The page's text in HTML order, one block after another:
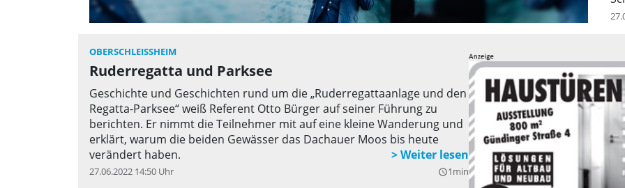
OBERSCHLEISSHEIM
Ruderregatta und Parksee
Geschichte und Geschichten rund um die „Ruderregattaanlage und den
Regatta-Parksee“ weiß Referent Otto Bürger auf seiner Führung zu
berichten. Er nimmt die Teilnehmer mit auf eine kleine Wanderung und
erklärt, warum die beiden Gewässer das Dachauer Moos bis heute
verändert haben.
27.06.2022 14:50 Uhr query_builder1min